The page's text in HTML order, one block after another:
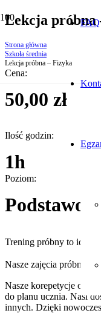
FAQ
Lekcja próbna
Strona główna
Szkoła średnia
Lekcja próbna – Fizyka
Cena:
50,00 zł
Ilość godzin:
1h
Poziom:
Trening próbny to
Nasze zajęcia próbne to
Nasze korepetycje
do planu ucznia. Nasi
innych. Dzięki